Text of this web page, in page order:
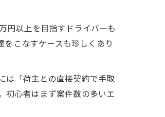
円以上を目指すドライバーも
こなすケースも珍しくあり
は「荷主との直接契約で手取
初心者はまず案件数の多いエ